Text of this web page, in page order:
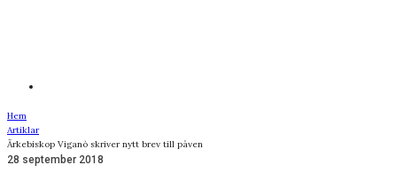
Hem
Artiklar
Ärkebiskop Viganò skriver nytt brev till påven
28 september 2018